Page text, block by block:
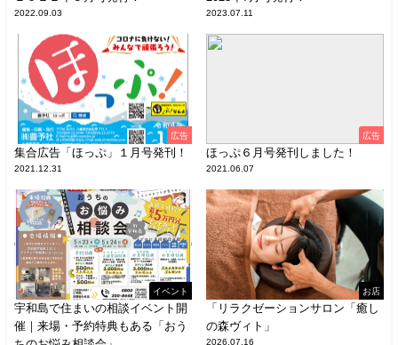
2022.09.03 2023.07.11
広告
集合広告「ほっぷ」１月号発刊！
2021.12.31
広告
ほっぷ６月号発刊しました！
2021.06.07
イベント
宇和島で住まいの相談イベント開
催｜来場・予約特典もある「おう
お店
「リラクゼーションサロン「癒し
の森ヴィト」
2026.07.16